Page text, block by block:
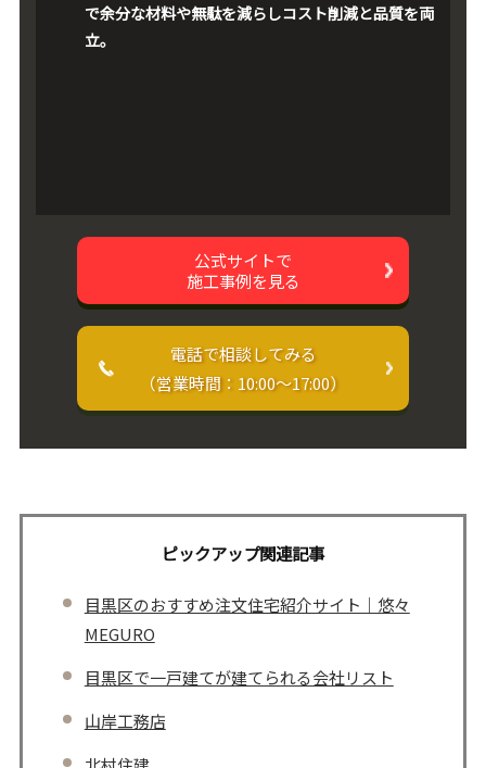
で余分な材料や無駄を減らしコスト削減と品質を両
立。
公式サイトで
施工事例を見る
電話で相談してみる
（営業時間：10:00〜17:00）
ピックアップ関連記事
目黒区のおすすめ注文住宅紹介サイト｜悠々
MEGURO
目黒区で一戸建てが建てられる会社リスト
山岸工務店